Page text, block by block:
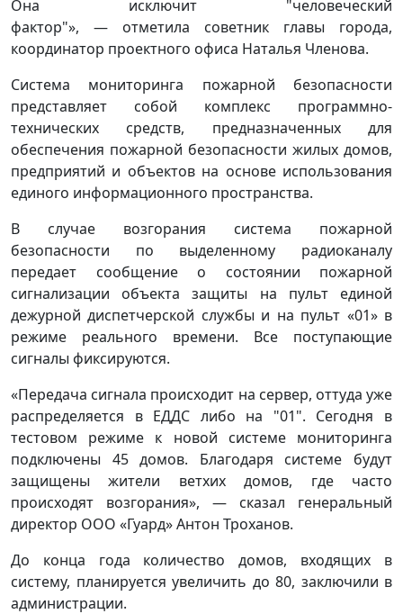
Она исключит "человеческий
фактор"», — отметила советник главы города,
координатор проектного офиса Наталья Членова.
Система мониторинга пожарной безопасности
представляет собой комплекс программно-
технических средств, предназначенных для
обеспечения пожарной безопасности жилых домов,
предприятий и объектов на основе использования
единого информационного пространства.
В случае возгорания система пожарной
безопасности по выделенному радиоканалу
передает сообщение о состоянии пожарной
сигнализации объекта защиты на пульт единой
дежурной диспетчерской службы и на пульт «01» в
режиме реального времени. Все поступающие
сигналы фиксируются.
«Передача сигнала происходит на сервер, оттуда уже
распределяется в ЕДДС либо на "01". Сегодня в
тестовом режиме к новой системе мониторинга
подключены 45 домов. Благодаря системе будут
защищены жители ветхих домов, где часто
происходят возгорания», — сказал генеральный
директор ООО «Гуард» Антон Троханов.
До конца года количество домов, входящих в
систему, планируется увеличить до 80, заключили в
администрации.